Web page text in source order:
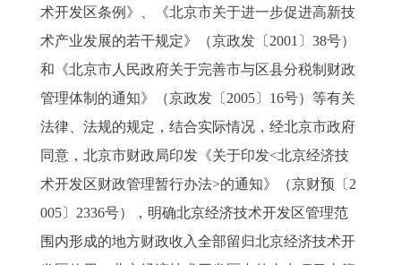
术开发区条例》、《北京市关于进一步促进高新技
术产业发展的若干规定》（京政发〔2001〕38号）
和《北京市人民政府关于完善市与区县分税制财政
管理体制的通知》（京政发〔2005〕16号）等有关
法律、法规的规定，结合实际情况，经北京市政府
同意，北京市财政局印发《关于印发<北京经济技
术开发区财政管理暂行办法>的通知》（京财预〔2
005〕2336号），明确北京经济技术开发区管理范
围内形成的地方财政收入全部留归北京经济技术开